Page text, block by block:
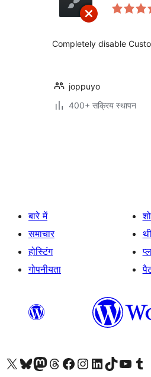
Completely disable
joppuyo
400+ सक्रिय स्थापन
बारे में
समाचार
होस्टिंग
गोपनीयता
Visit our X (formerly Twitter) account
हमारे बलुस्की खाते पर जाएँVisit our Mastodon account
हमारे थ्रेड्स अकाउंट पर जाएंहमारे फेसबुक पेज पर जाएँहमारे इंस्टाग्राम अकाउंट पर जाएंहमारे लिंक्डइन खाते पर जाएँहमारे टिकटॉक खाते पर जाएँहमारे यूट्यूब चैनल पर जाएंहमारे Tumblr खाते पर जाएँ